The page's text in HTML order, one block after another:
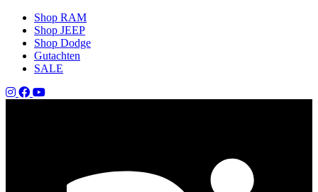
Shop RAM
Shop JEEP
Shop Dodge
Gutachten
SALE